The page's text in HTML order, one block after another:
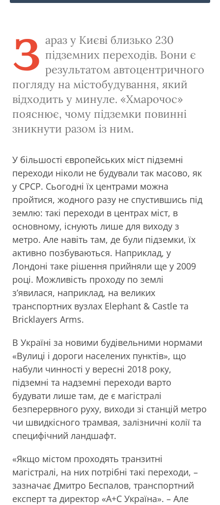
З араз у Києві близько 230
підземних переходів. Вони є
результатом автоцентричного
погляду на містобудування, який
відходить у минуле. «Хмарочос»
пояснює, чому підземки повинні
зникнути разом із ним.
У більшості європейських міст підземні
переходи ніколи не будували так масово, як
у СРСР. Сьогодні їх центрами можна
пройтися, жодного разу не спустившись під
землю: такі переходи в центрах міст, в
основному, існують лише для виходу з
метро. Але навіть там, де були підземки, їх
активно позбуваються. Наприклад, у
Лондоні таке рішення прийняли ще у 2009
році. Можливість проходу по землі
з’явилася, наприклад, на великих
транспортних вузлах Elephant & Castle та
Bricklayers Arms.
В Україні за новими будівельними нормами
«Вулиці і дороги населених пунктів», що
набули чинності у вересні 2018 року,
підземні та надземні переходи варто
будувати лише там, де є магістралі
безперервного руху, виходи зі станцій метро
чи швидкісного трамвая, залізничні колії та
специфічний ландшафт.
«Якщо містом проходять транзитні
магістралі, на них потрібні такі переходи, –
зазначає Дмитро Беспалов, транспортний
експерт та директор «А+С Україна». – Але